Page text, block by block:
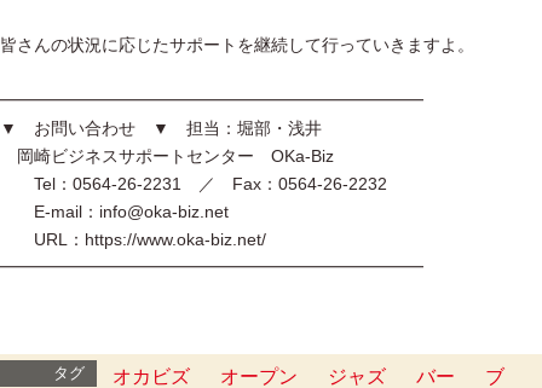
皆さんの状況に応じたサポートを継続して行っていきますよ。
━━━━━━━━━━━━━━━━━━━━━━━━━
▼ お問い合わせ ▼ 担当：堀部・浅井
岡崎ビジネスサポートセンター OKa-Biz
Tel：0564-26-2231 ／ Fax：0564-26-2232
E-mail：info@oka-biz.net
URL：https://www.oka-biz.net/
━━━━━━━━━━━━━━━━━━━━━━━━━
タグ オカビズ オープン ジャズ バー
ブ